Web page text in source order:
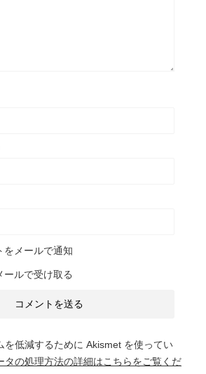
をメールで通知
ールで受け取る
を低減するために Akismet を使ってい
タの処理方法の詳細はこちらをご覧くだ